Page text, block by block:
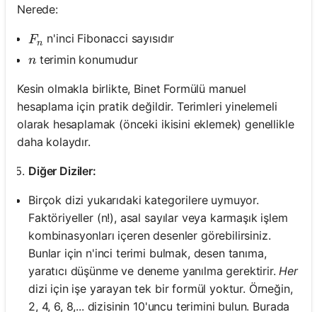
Nerede:
F_n
Fn n'inci Fibonacci sayısıdır
n
nterimin konumudur
Kesin olmakla birlikte, Binet Formülü manuel
hesaplama için pratik değildir. Terimleri yinelemeli
olarak hesaplamak (önceki ikisini eklemek) genellikle
daha kolaydır.
Diğer Diziler:
Birçok dizi yukarıdaki kategorilere uymuyor.
Faktöriyeller (n!), asal sayılar veya karmaşık işlem
kombinasyonları içeren desenler görebilirsiniz.
Bunlar için n'inci terimi bulmak, desen tanıma,
yaratıcı düşünme ve deneme yanılma gerektirir.Her
dizi için işe yarayan tek bir formül yoktur. Örneğin,
2, 4, 6, 8,... dizisinin 10'uncu terimini bulun. Burada